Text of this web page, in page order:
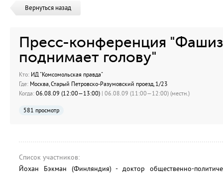
Вернуться назад
Пресс-конференция
поднимает голову"
Кто: ИД "Комсомольская правда"
Где: Москва, Старый Петровско-Разумовский проезд, 1/23
Когда: 06.08.09 (12:00—13:00) | 06.08.09 (11:00—12:00) (местн.)
581 просмотр
Список участников:
Йохан Бэкман (Финляндия) - доктор общественно-